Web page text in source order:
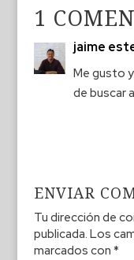
1
jaime
Me gusto
de buscar
ENVIAR
Tu dirección de
publicada. Los
marcados con *